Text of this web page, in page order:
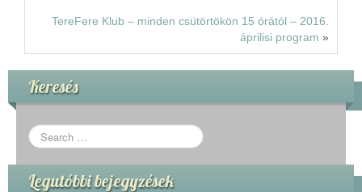
TereFere Klub – minden csütörtökön 15 órától – 2016.
áprilisi program »
Keresés
Legutóbbi bejegyzések